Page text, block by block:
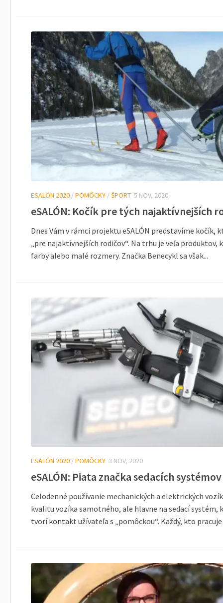
ESALÓN 2020 /POMÔCKY /ŠPORT 5 NOV, 2020
eSALÓN: Kočík pre tých najaktívnejších
Dnes Vám v rámci projektu eSALÓN predstavíme kočík,
„pre najaktívnejších rodičov“. Na trhu je veľa
farby alebo malé rozmery. Značka Benecykl sa však...
ESALÓN 2020 /POMÔCKY 3 NOV, 2020
eSALÓN: Piata značka sedacích
Celodenné používanie mechanických a elektrických
kvalitu vozíka samotného, ale hlavne na sedací systém,
tvorí kontakt užívateľa s „pomôckou“. Každý, kto pracuje